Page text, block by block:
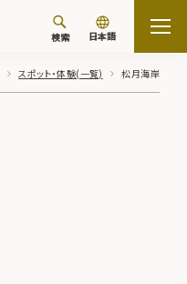
検索 日本語
スポット・体験(一覧) 松月海岸